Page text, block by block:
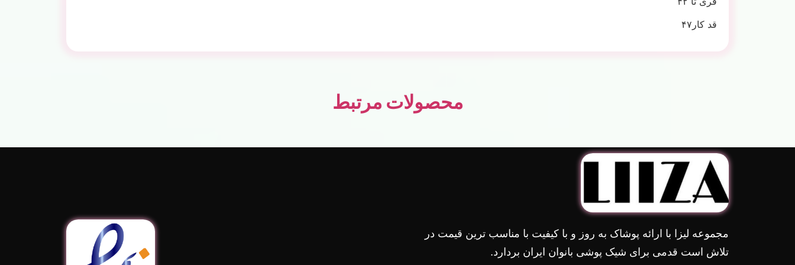
قد کار۴۷
محصولات مرتبط
مجموعه لیزا با ارائه پوشاک به روز و با کیفیت با مناسب ترین قیمت در
تلاش است قدمی برای شیک پوشی بانوان ایران بردارد.